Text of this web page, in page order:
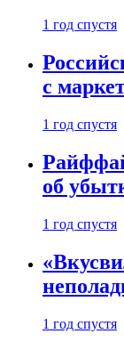
1 год спустя
с
1 год спустя
об
1 год спустя
1 год спустя